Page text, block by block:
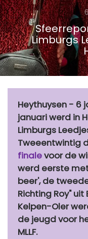
Limburgs
Heythuysen - 6
januari werd in
Limburgs
Tweeentwintig
finalevoor de
werd eerste
beer', de
Richting Roy" uit
Kelpen-Oler
de jeugd voor
MLLF.